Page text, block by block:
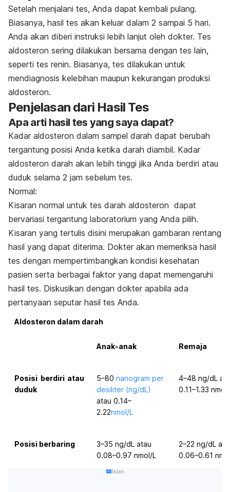
Setelah menjalani tes, Anda dapat kembali pulang.
Biasanya, hasil tes akan keluar dalam 2 sampai 5 hari.
Anda akan diberi instruksi lebih lanjut oleh dokter. Tes
aldosteron sering dilakukan bersama dengan tes lain,
seperti tes renin. Biasanya, tes dilakukan untuk
mendiagnosis kelebihan maupun kekurangan produksi
aldosteron.
Penjelasan dari Hasil Tes
Apa arti hasil tes yang saya dapat?
Kadar aldosteron dalam sampel darah dapat berubah
tergantung posisi Anda ketika darah diambil. Kadar
aldosteron darah akan lebih tinggi jika Anda berdiri atau
duduk selama 2 jam sebelum tes.
Normal:
Kisaran normal untuk tes darah aldosteron dapat
bervariasi tergantung laboratorium yang Anda pilih.
Kisaran yang tertulis disini merupakan gambaran rentang
hasil yang dapat diterima. Dokter akan memeriksa hasil
tes dengan mempertimbangkan kondisi kesehatan
pasien serta berbagai faktor yang dapat memengaruhi
hasil tes. Diskusikan dengan dokter apabila ada
pertanyaan seputar hasil tes Anda.
Aldosteron dalam darah
Anak-anak Remaja
Posisi berdiri atau
duduk
5–80 nanogram per
desiliter (ng/dL)
atau 0.14–
2.22nmol/L
4–48 ng/dL
0.11–1.33
Posisi berbaring
3–35 ng/dL atau
0.08–0.97 nmol/L
2–22 ng/dL
0.06–0.61
Iklan